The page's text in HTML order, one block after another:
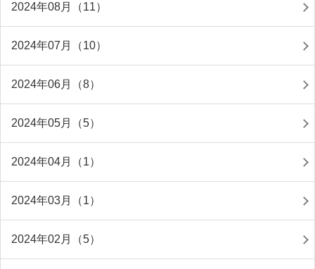
2024年08月（11）
2024年07月（10）
2024年06月（8）
2024年05月（5）
2024年04月（1）
2024年03月（1）
2024年02月（5）